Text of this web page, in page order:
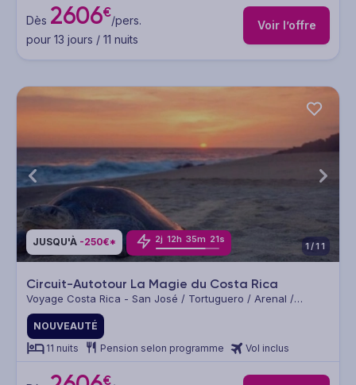
Dès 2606€/pers.
pour 13 jours / 11 nuits
Voir l’offre
JUSQU'À -250€* 2j 12h 35m 21s
1/11
Circuit-Autotour La Magie du Costa Rica
Voyage Costa Rica - San José / Tortuguero / Arenal /
Monteverde / Manuel Antonio
NOUVEAUTÉ
11 nuits
Pension selon programme Vol inclus
€